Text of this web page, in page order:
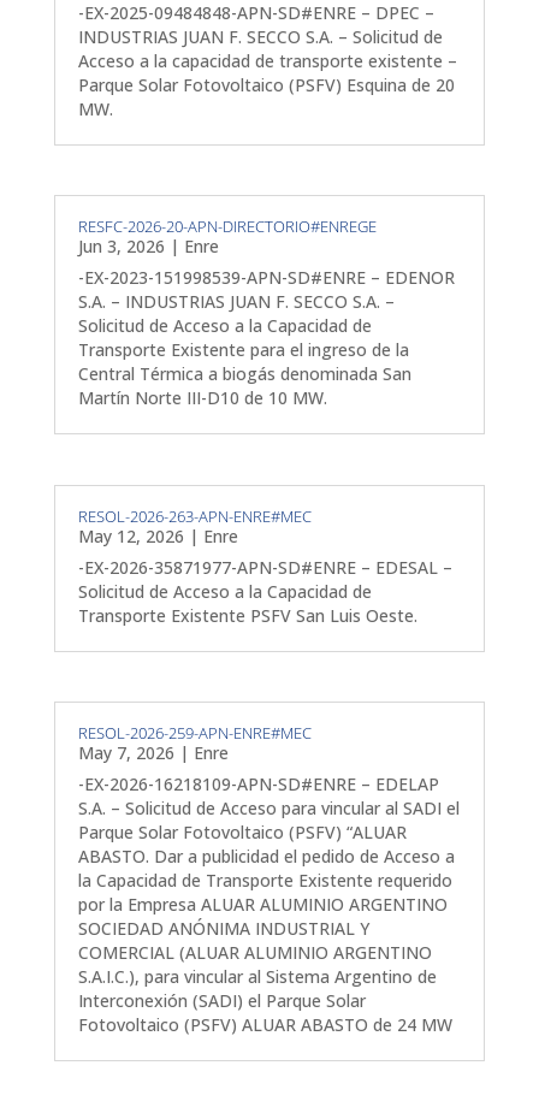
-EX-2025-09484848-APN-SD#ENRE – DPEC –
INDUSTRIAS JUAN F. SECCO S.A. – Solicitud de
Acceso a la capacidad de transporte existente –
Parque Solar Fotovoltaico (PSFV) Esquina de 20
MW.
RESFC-2026-20-APN-DIRECTORIO#ENREGE
Jun 3, 2026 | Enre
-EX-2023-151998539-APN-SD#ENRE – EDENOR
S.A. – INDUSTRIAS JUAN F. SECCO S.A. –
Solicitud de Acceso a la Capacidad de
Transporte Existente para el ingreso de la
Central Térmica a biogás denominada San
Martín Norte III-D10 de 10 MW.
RESOL-2026-263-APN-ENRE#MEC
May 12, 2026 | Enre
-EX-2026-35871977-APN-SD#ENRE – EDESAL –
Solicitud de Acceso a la Capacidad de
Transporte Existente PSFV San Luis Oeste.
RESOL-2026-259-APN-ENRE#MEC
May 7, 2026 | Enre
-EX-2026-16218109-APN-SD#ENRE – EDELAP
S.A. – Solicitud de Acceso para vincular al SADI el
Parque Solar Fotovoltaico (PSFV) “ALUAR
ABASTO. Dar a publicidad el pedido de Acceso a
la Capacidad de Transporte Existente requerido
por la Empresa ALUAR ALUMINIO ARGENTINO
SOCIEDAD ANÓNIMA INDUSTRIAL Y
COMERCIAL (ALUAR ALUMINIO ARGENTINO
S.A.I.C.), para vincular al Sistema Argentino de
Interconexión (SADI) el Parque Solar
Fotovoltaico (PSFV) ALUAR ABASTO de 24 MW